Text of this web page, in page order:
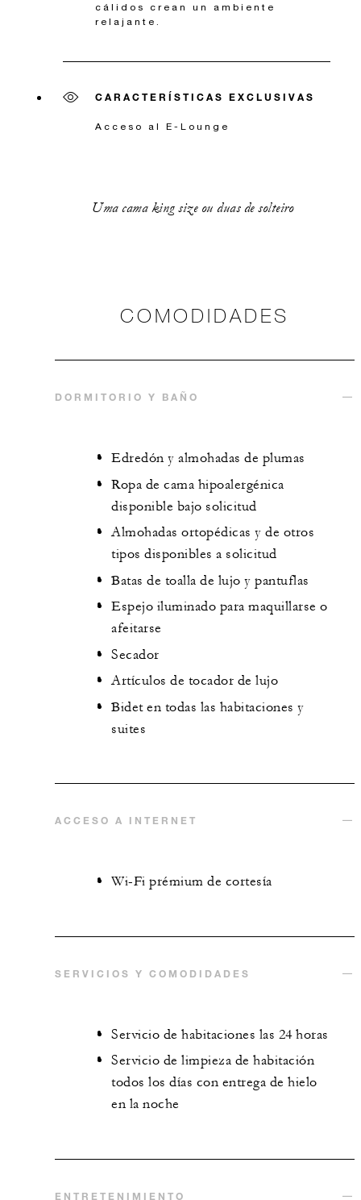
cálidos crean un ambiente
relajante.
CARACTERÍSTICAS EXCLUSIVAS
Acceso al E-Lounge
Uma cama king size ou duas de solteiro
COMODIDADES
DORMITORIO Y BAÑO
Edredón y almohadas de plumas
Ropa de cama hipoalergénica
disponible bajo solicitud
Almohadas ortopédicas y de otros
tipos disponibles a solicitud
Batas de toalla de lujo y pantuflas
Espejo iluminado para maquillarse o
afeitarse
Secador
Artículos de tocador de lujo
Bidet en todas las habitaciones y
suites
ACCESO A INTERNET
Wi-Fi prémium de cortesía
SERVICIOS Y COMODIDADES
Servicio de habitaciones las 24 horas
Servicio de limpieza de habitación
todos los días con entrega de hielo
en la noche
ENTRETENIMIENTO